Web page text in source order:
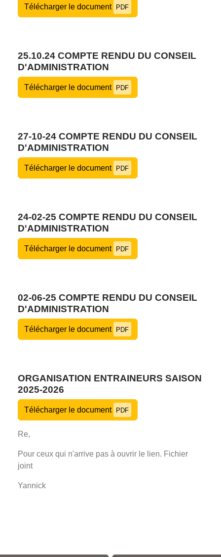
Télécharger le document PDF
25.10.24 COMPTE RENDU DU CONSEIL
D'ADMINISTRATION
Télécharger le document PDF
27-10-24 COMPTE RENDU DU CONSEIL
D'ADMINISTRATION
Télécharger le document PDF
24-02-25 COMPTE RENDU DU CONSEIL
D'ADMINISTRATION
Télécharger le document PDF
02-06-25 COMPTE RENDU DU CONSEIL
D'ADMINISTRATION
Télécharger le document PDF
ORGANISATION ENTRAINEURS SAISON
2025-2026
Télécharger le document PDF
Re,
Pour ceux qui n'arrive pas à ouvrir le lien. Fichier
joint
Yannick